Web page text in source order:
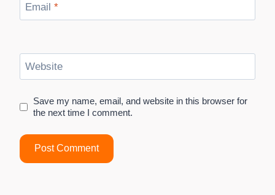
Email *
Website
Save my name, email, and website in this browser for
the next time I comment.